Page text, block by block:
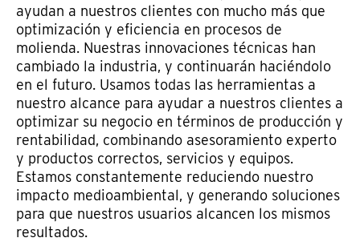
ayudan a nuestros clientes con mucho más que
optimización y eficiencia en procesos de
molienda. Nuestras innovaciones técnicas han
cambiado la industria, y continuarán haciéndolo
en el futuro. Usamos todas las herramientas a
nuestro alcance para ayudar a nuestros clientes a
optimizar su negocio en términos de producción y
rentabilidad, combinando asesoramiento experto
y productos correctos, servicios y equipos.
Estamos constantemente reduciendo nuestro
impacto medioambiental, y generando soluciones
para que nuestros usuarios alcancen los mismos
resultados.